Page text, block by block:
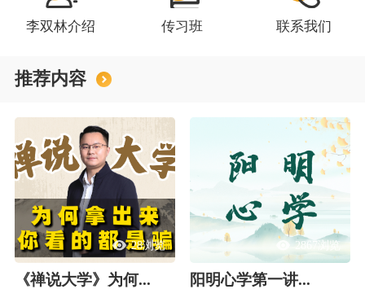
李双林介绍 传习班 联系我们
推荐内容
28浏览
《禅说大学》为何...
2867浏览
阳明心学第一讲...